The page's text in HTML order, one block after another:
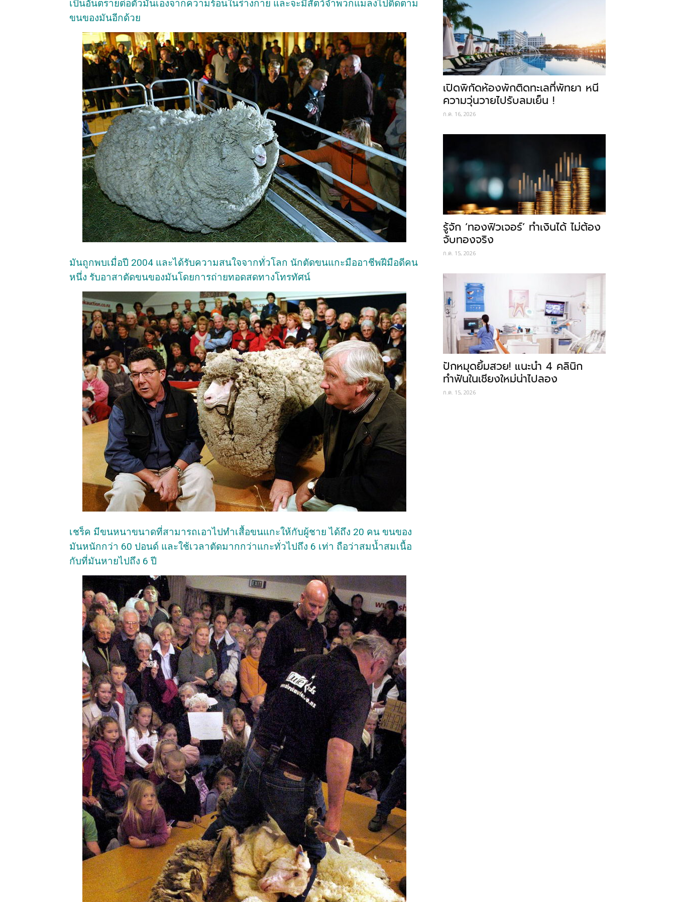
เป็นอันตรายต่อตัวมันเองจากความร้อนในร่างกาย และจะมีสัตว์จำพวกแมลงไปติดตาม
ขนของมันอีกด้วย
มันถูกพบเมื่อปี 2004 และได้รับความสนใจจากทั่วโลก นักตัดขนแกะมืออาชีพฝีมือดีคน
หนึ่ง รับอาสาตัดขนของมันโดยการถ่ายทอดสดทางโทรทัศน์
เชร็ค มีขนหนาขนาดที่สามารถเอาไปทำเสื้อขนแกะให้กับผู้ชาย ได้ถึง 20 คน ขนของ
มันหนักกว่า 60 ปอนด์ และใช้เวลาตัดมากกว่าแกะทั่วไปถึง 6 เท่า ถือว่าสมน้ำสมเนื้อ
กับที่มันหายไปถึง 6 ปี
เปิดพิกัดห้องพักติดทะเลที่พัทยา หนี
ความวุ่นวายไปรับลมเย็น !
ก.ค. 16, 2026
รู้จัก ‘ทองฟิวเจอร์’ ทำเงินได้ ไม่ต้อง
จับทองจริง
ก.ค. 15, 2026
ปักหมุดยิ้มสวย! แนะนำ 4 คลินิก
ทำฟันในเชียงใหม่น่าไปลอง
ก.ค. 15, 2026